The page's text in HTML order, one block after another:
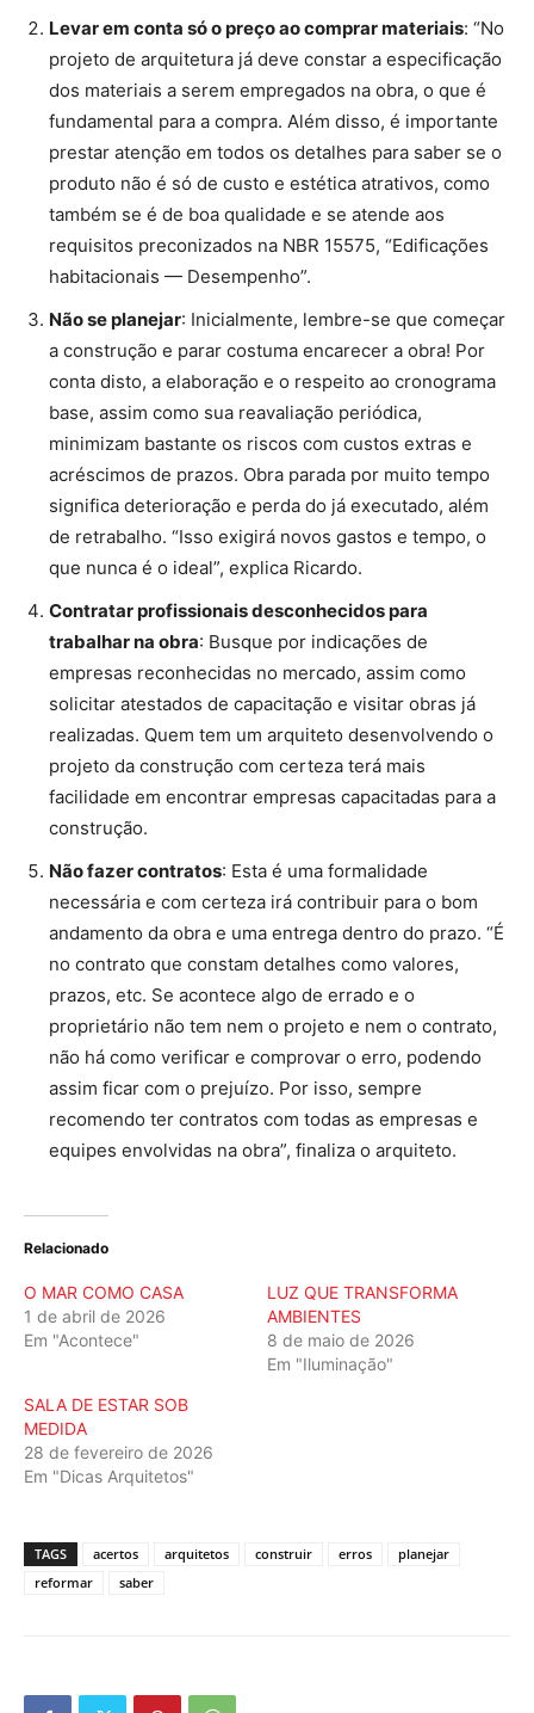
Levar em conta só o preço ao comprar materiais: “No
projeto de arquitetura já deve constar a especificação
dos materiais a serem empregados na obra, o que é
fundamental para a compra. Além disso, é importante
prestar atenção em todos os detalhes para saber se o
produto não é só de custo e estética atrativos, como
também se é de boa qualidade e se atende aos
requisitos preconizados na NBR 15575, “Edificações
habitacionais — Desempenho”.
Não se planejar: Inicialmente, lembre-se que começar
a construção e parar costuma encarecer a obra! Por
conta disto, a elaboração e o respeito ao cronograma
base, assim como sua reavaliação periódica,
minimizam bastante os riscos com custos extras e
acréscimos de prazos. Obra parada por muito tempo
significa deterioração e perda do já executado, além
de retrabalho. “Isso exigirá novos gastos e tempo, o
que nunca é o ideal”, explica Ricardo.
Contratar profissionais desconhecidos para
trabalhar na obra: Busque por indicações de
empresas reconhecidas no mercado, assim como
solicitar atestados de capacitação e visitar obras já
realizadas. Quem tem um arquiteto desenvolvendo o
projeto da construção com certeza terá mais
facilidade em encontrar empresas capacitadas para a
construção.
Não fazer contratos: Esta é uma formalidade
necessária e com certeza irá contribuir para o bom
andamento da obra e uma entrega dentro do prazo. “É
no contrato que constam detalhes como valores,
prazos, etc. Se acontece algo de errado e o
proprietário não tem nem o projeto e nem o contrato,
não há como verificar e comprovar o erro, podendo
assim ficar com o prejuízo. Por isso, sempre
recomendo ter contratos com todas as empresas e
equipes envolvidas na obra”, finaliza o arquiteto.
Relacionado
O MAR COMO CASA
1 de abril de 2026
Em "Acontece"
LUZ QUE TRANSFORMA
AMBIENTES
8 de maio de 2026
Em "Iluminação"
SALA DE ESTAR SOB
MEDIDA
28 de fevereiro de 2026
Em "Dicas Arquitetos"
TAGS acertos arquitetos construir erros
planejar
reformar
saber